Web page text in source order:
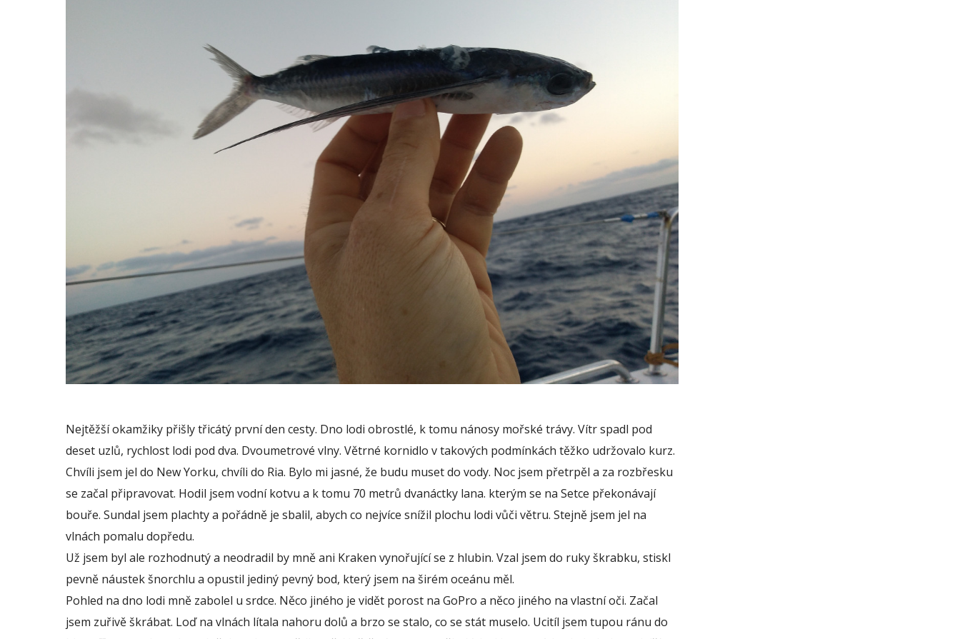
Nejtěžší okamžiky přišly třicátý první den cesty. Dno lodi obrostlé, k tomu nánosy mořské trávy. Vítr spadl pod
deset uzlů, rychlost lodi pod dva. Dvoumetrové vlny. Větrné kornidlo v takových podmínkách těžko udržovalo kurz.
Chvíli jsem jel do New Yorku, chvíli do Ria. Bylo mi jasné, že budu muset do vody. Noc jsem přetrpěl a za rozbřesku
se začal připravovat. Hodil jsem vodní kotvu a k tomu 70 metrů dvanáctky lana. kterým se na Setce překonávají
bouře. Sundal jsem plachty a pořádně je sbalil, abych co nejvíce snížil plochu lodi vůči větru. Stejně jsem jel na
vlnách pomalu dopředu.
Už jsem byl ale rozhodnutý a neodradil by mně ani Kraken vynořující se z hlubin. Vzal jsem do ruky škrabku, stiskl
pevně náustek šnorchlu a opustil jediný pevný bod, který jsem na širém oceánu měl.
Pohled na dno lodi mně zabolel u srdce. Něco jiného je vidět porost na GoPro a něco jiného na vlastní oči. Začal
jsem zuřivě škrábat. Loď na vlnách lítala nahoru dolů a brzo se stalo, co se stát muselo. Ucitíl jsem tupou ránu do